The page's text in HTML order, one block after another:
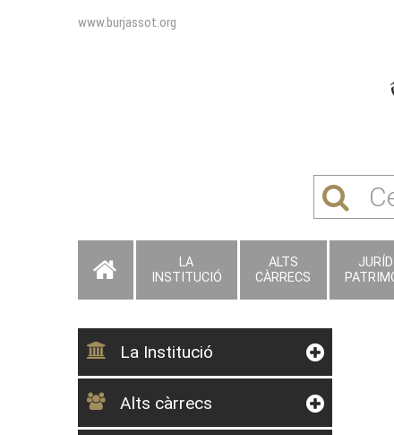
www.burjassot.org
LA
INSTITUCIÓ
ALTS
CÀRRECS
La Institució
Alts càrrecs